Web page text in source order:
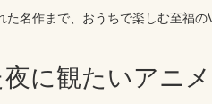
た名作まで、おうちで楽しむ至福の
に観たいアニ